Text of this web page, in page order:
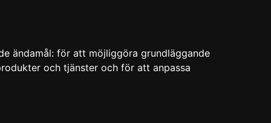
ändamål: för att möjliggöra grundläggande
och tjänster och för att anpassa